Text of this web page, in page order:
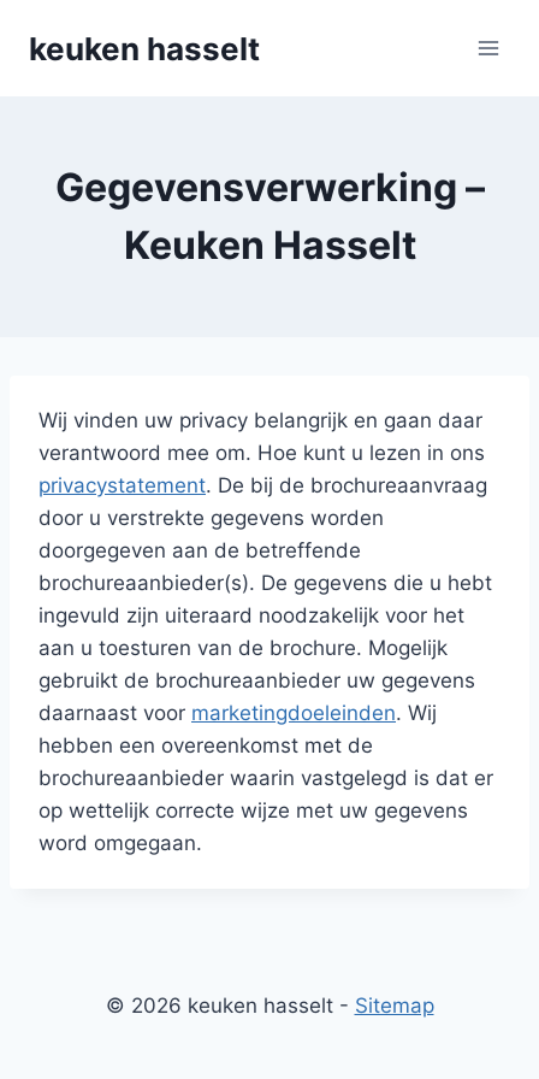
naarkeuken hasselt
Gegevensverwerking –
Keuken Hasselt
Wij vinden uw privacy belangrijk en gaan daar
verantwoord mee om. Hoe kunt u lezen in ons
privacystatement. De bij de brochureaanvraag
door u verstrekte gegevens worden
doorgegeven aan de betreffende
brochureaanbieder(s). De gegevens die u hebt
ingevuld zijn uiteraard noodzakelijk voor het
aan u toesturen van de brochure. Mogelijk
gebruikt de brochureaanbieder uw gegevens
daarnaast voor marketingdoeleinden. Wij
hebben een overeenkomst met de
brochureaanbieder waarin vastgelegd is dat er
op wettelijk correcte wijze met uw gegevens
word omgegaan.
© 2026 keuken hasselt - Sitemap